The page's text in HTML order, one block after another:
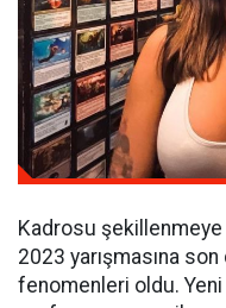
Kadrosu şekillenmeye
2023 yarışmasına
fenomenleri oldu. Yeni